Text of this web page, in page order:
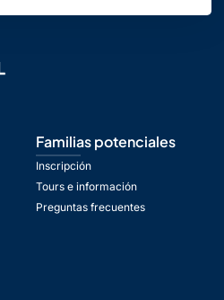
Familias potenciales
Inscripción
Tours e información
Preguntas frecuentes